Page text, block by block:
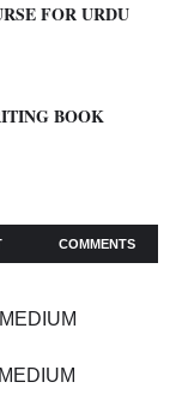
FOR URDU
BOOK
COMMENTS